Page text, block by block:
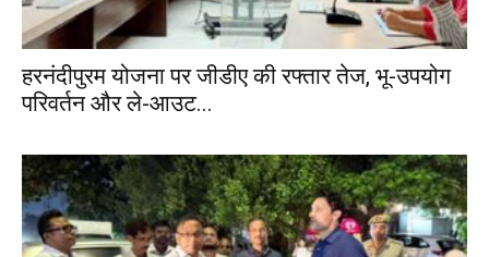
हरनंदीपुरम योजना पर जीडीए की रफ्तार तेज, भू-उपयोग
परिवर्तन और ले-आउट...